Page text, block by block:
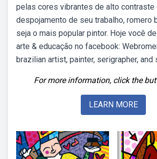
pelas cores vibrantes de alto contraste
despojamento de seu trabalho, romero
seja o mais popular pintor. Hoje você
arte & educação no facebook:
brazilian artist, painter, serigrapher, and
For more information, click the
LEARN MORE